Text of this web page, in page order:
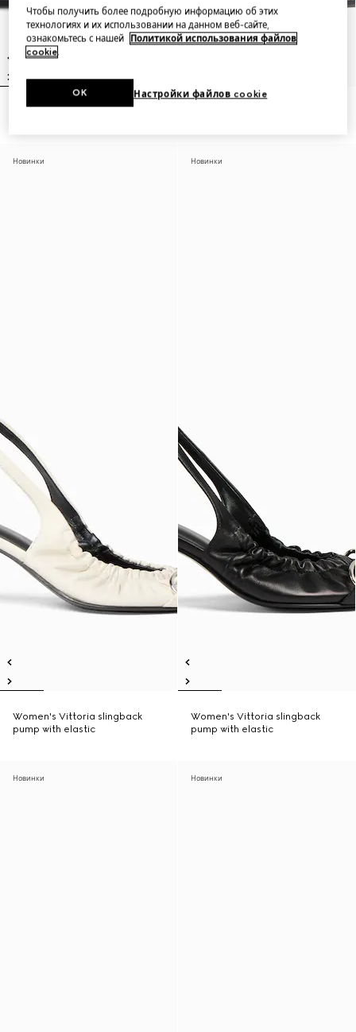
Новинки
Women's Vittoria slingback
pump with elastic
Новинки
Women's Vittoria slingback
pump with elastic
Новинки Новинки
Чтобы получить более подробную информацию об этих
технологиях и их использовании на данном веб-сайте,
ознакомьтесь с нашей
Политикой использования файлов
cookie.
Настройки файлов cookie
OK